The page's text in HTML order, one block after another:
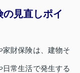
の見直しポイ
財保険は、建物そ
常生活で発生する